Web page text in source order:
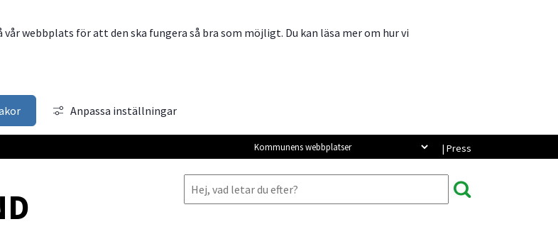
webbplats för att den ska fungera så bra som möjligt. Du kan läsa mer om hur vi
Anpassa inställningar
| Press
Kommunens webbplatser